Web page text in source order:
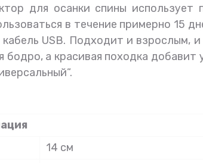
для осанки спины
в течение примерно 15
USB. Подходит и взрослым,
бодро, а красивая походка добавит
14 см